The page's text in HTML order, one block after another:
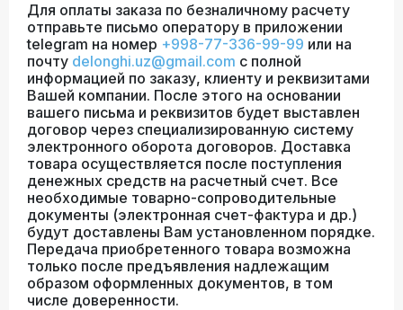
Для оплаты заказа по безналичному расчету
отправьте письмо оператору в приложении
telegram на номер +998-77-336-99-99 или на
почту delonghi.uz@gmail.com с полной
информацией по заказу, клиенту и реквизитами
Вашей компании. После этого на основании
вашего письма и реквизитов будет выставлен
договор через специализированную систему
электронного оборота договоров. Доставка
товара осуществляется после поступления
денежных средств на расчетный счет. Все
необходимые товарно-сопроводительные
документы (электронная счет-фактура и др.)
будут доставлены Вам установленном порядке.
Передача приобретенного товара возможна
только после предъявления надлежащим
образом оформленных документов, в том
числе доверенности.